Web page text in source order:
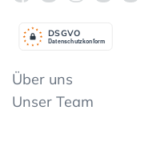
Datenschutzkonform
DSGVO
Über uns
Unser Team